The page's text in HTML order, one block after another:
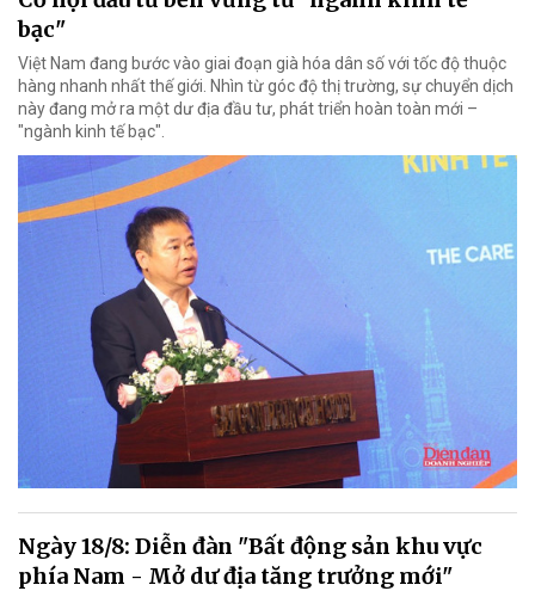
bạc"
Việt Nam đang bước vào giai đoạn già hóa dân số với tốc độ thuộc
hàng nhanh nhất thế giới. Nhìn từ góc độ thị trường, sự chuyển dịch
này đang mở ra một dư địa đầu tư, phát triển hoàn toàn mới –
"ngành kinh tế bạc".
Ngày 18/8: Diễn đàn "Bất động sản khu vực
phía Nam - Mở dư địa tăng trưởng mới"